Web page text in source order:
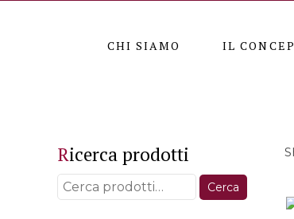
CHI SIAMO IL
Ricerca prodotti
Cerca: Cerca